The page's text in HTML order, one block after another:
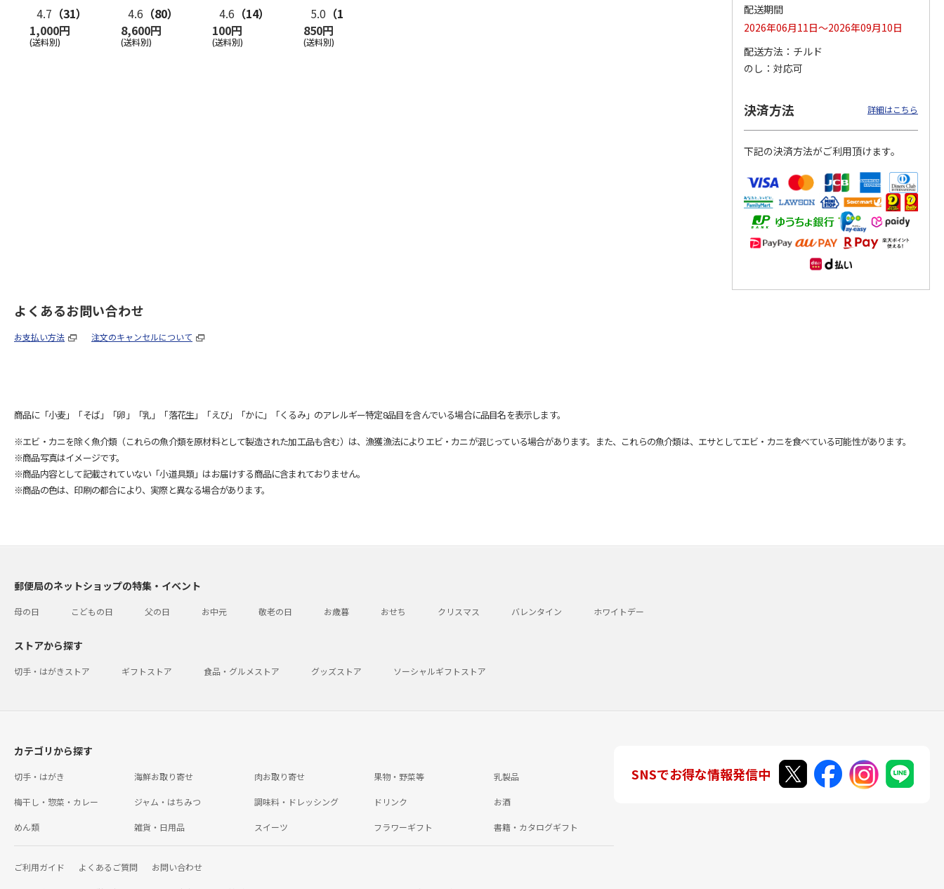
4.7 （31）
1,000円
(送料別)
4.6 （80）
8,600円
(送料別)
4.6 （14）
100円
(送料別)
5.0 （10）
850円
(送料別)
円…
4.8（11）
5,500円
11,000円
配送期間
2026年06月11日～2026年09月10日
配送方法
チルド
のし
対応可
決済方法 詳細はこちら
下記の決済方法がご利用頂けます。
よくあるお問い合わせ
お支払い方法 注文のキャンセルについて
商品に「小麦」「そば」「卵」「乳」「落花生」「えび」「かに」「くるみ」のアレルギー特定8品目を含んでいる場合に品目名を表示します。
※エビ・カニを除く魚介類（これらの魚介類を原材料として製造された加工品も含む）は、漁獲漁法によりエビ・カニが混じっている場合があります。また、これらの魚介類は、エサとしてエビ・カニを食べている可能性があります。
※商品写真はイメージです。
※商品内容として記載されていない「小道具類」はお届けする商品に含まれておりません。
※商品の色は、印刷の都合により、実際と異なる場合があります。
郵便局のネットショップの特集・イベント
母の日 こどもの日 父の日 お中元 敬老の日 お歳暮 おせち クリスマス バレンタイン ホワイトデー
ストアから探す
切手・はがきストア ギフトストア 食品・グルメストア グッズストア ソーシャルギフトストア
カテゴリから探す
切手・はがき 海鮮お取り寄せ 肉お取り寄せ 果物・野菜等 乳製品
梅干し・惣菜・カレー ジャム・はちみつ 調味料・ドレッシング ドリンク お酒
めん類 雑貨・日用品 スイーツ フラワーギフト 書籍・カタログギフト
ご利用ガイド よくあるご質問 お問い合わせ
SNSでお得な情報発信中